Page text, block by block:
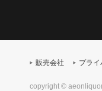
販売会社 プラ
copyright ©